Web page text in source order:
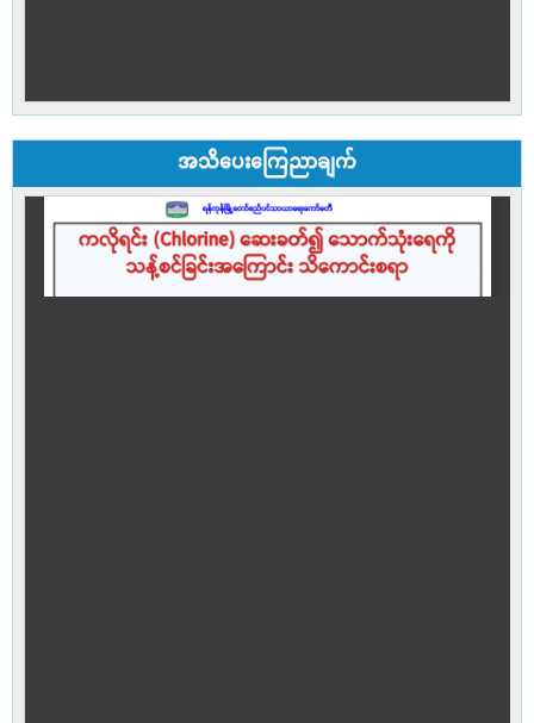
အသိပေးကြေညာချက်